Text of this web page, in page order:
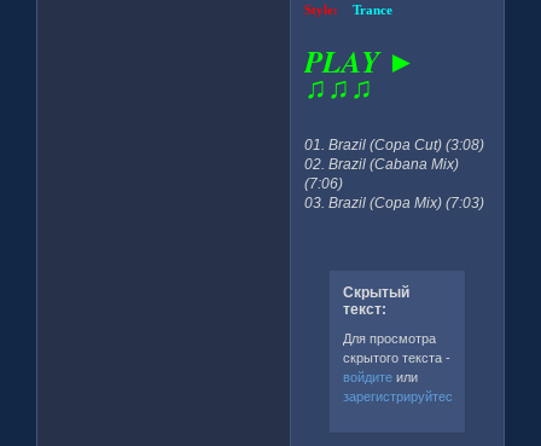
Style:Trance
PLAY ►
♫♫♫
01. Brazil (Copa Cut) (3:08)
02. Brazil (Cabana Mix)
(7:06)
03. Brazil (Copa Mix) (7:03)
Скрытый
текст:
Для просмотра
скрытого текста -
войдитеили
зарегистрируйтесь